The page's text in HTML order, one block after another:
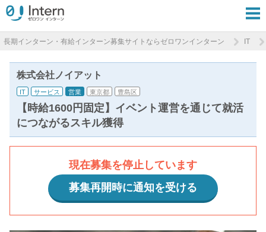
長期インターン・有給インターン募集サイトならゼロワンインターン IT
株式会社ノイアット
IT サービス 営業 東京都 豊島区
【時給1600円固定】イベント運営を通じて就活
につながるスキル獲得
現在募集を停止しています
募集再開時に通知を受ける